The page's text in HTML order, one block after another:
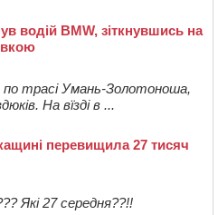
водій BMW, зіткнувшись на
по трасі Умань-Золотоноша,
На вїзді в ...
перевищила 27 тисяч
Які 27 середня??!!